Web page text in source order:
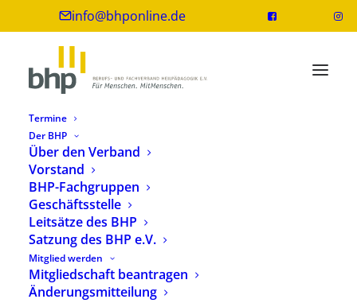
info@bhponline.de
Termine
Der BHP
Über den Verband
Vorstand
BHP-Fachgruppen
Geschäftsstelle
Leitsätze des BHP
Satzung des BHP e.V.
Mitglied werden
Mitgliedschaft beantragen
Änderungsmitteilung
Weiterbildungsprogramm im Überblick